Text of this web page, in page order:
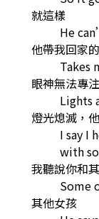
就這樣
He
他帶我回家
Takes
眼神無法專注
Lights
燈光熄滅，
I say I
with
我聽說你和
Some
其他女孩